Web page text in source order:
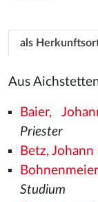
als
Aus
Baier,
Priester
Betz, Johann
Studium